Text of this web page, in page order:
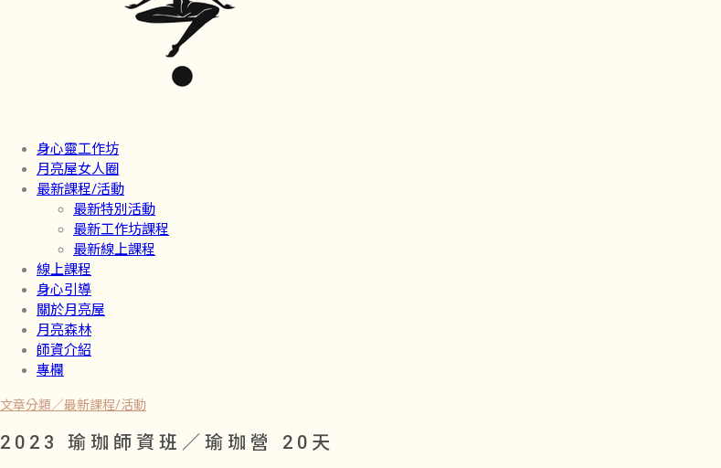
身心靈工作坊
月亮屋女人圈
最新課程/活動
最新特別活動
最新工作坊課程
最新線上課程
線上課程
身心引導
關於月亮屋
月亮森林
師資介紹
專欄
文章分類／最新課程/活動
2023 瑜珈師資班／瑜珈營 20天